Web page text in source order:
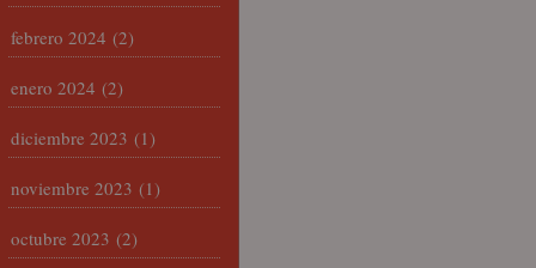
febrero 2024 (2)
enero 2024 (2)
diciembre 2023 (1)
noviembre 2023 (1)
octubre 2023 (2)